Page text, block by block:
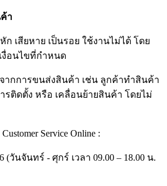
า
ก เสียหาย เป็นรอย ใช้งานไม่ได้ โดย
งื่อนไขที่กำหนด
ากการขนส่งสินค้า เช่น ลูกค้าทำสินค้า
รติดตั้ง หรือ เคลื่อนย้ายสินค้า โดยไม่
Service Online :
(วันจันทร์ - ศุกร์ เวลา 09.00 – 18.00 น.